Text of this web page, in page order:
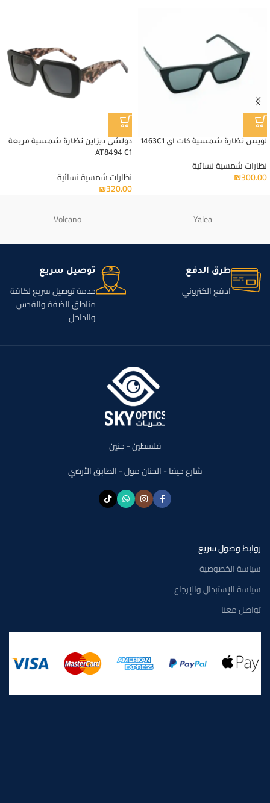
لويس نظارة شمسية كات آي 1463C1
نظارات شمسية نسائية
₪300.00
دولشي ديزاين نظارة شمسية مربعة
AT8494 C1
نظارات شمسية نسائية
₪320.00
Yalea
Volcano
طرق الدفع
ادفع الكتروني
توصيل سريع
خدمة توصيل سريع لكافة
مناطق الضفة والقدس
والداخل
فلسطين - جنين
شارع حيفا - الجنان مول - الطابق الأرضي
روابط وصول سريع
سياسة الخصوصية
سياسة الإستبدال والإرجاع
تواصل معنا